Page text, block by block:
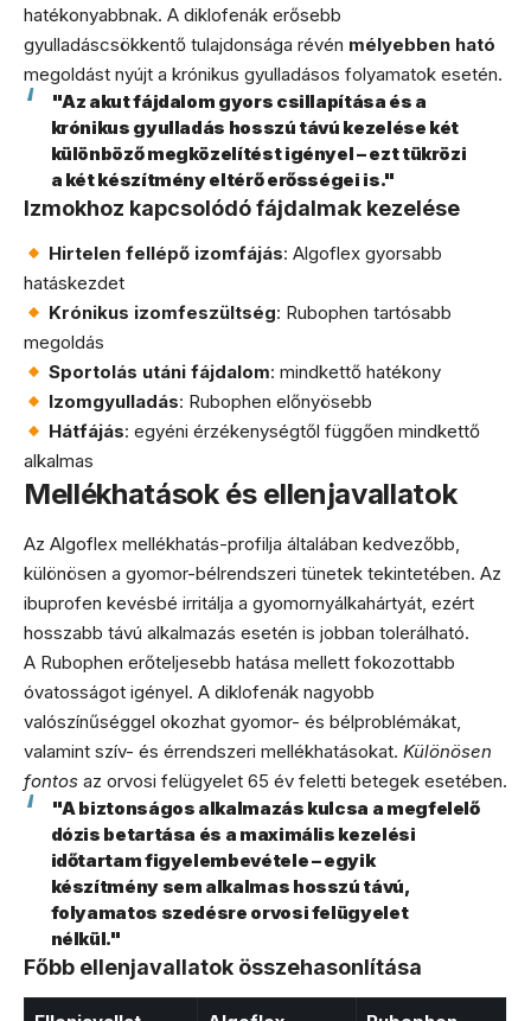
hatékonyabbnak. A diklofenák erősebb
gyulladáscsökkentő tulajdonsága révén mélyebben ható
megoldást nyújt a krónikus gyulladásos folyamatok esetén.
"Az akut fájdalom gyors csillapítása és a
krónikus gyulladás hosszú távú kezelése két
különböző megközelítést igényel – ezt tükrözi
a két készítmény eltérő erősségei is."
Izmokhoz kapcsolódó fájdalmak kezelése
Hirtelen fellépő izomfájás: Algoflex gyorsabb
hatáskezdet
Krónikus izomfeszültség: Rubophen tartósabb
megoldás
Sportolás utáni fájdalom: mindkettő hatékony
Izomgyulladás: Rubophen előnyösebb
Hátfájás: egyéni érzékenységtől függően mindkettő
alkalmas
Mellékhatások és ellenjavallatok
Az Algoflex mellékhatás-profilja általában kedvezőbb,
különösen a gyomor-bélrendszeri tünetek tekintetében. Az
ibuprofen kevésbé irritálja a gyomornyálkahártyát, ezért
hosszabb távú alkalmazás esetén is jobban tolerálható.
A Rubophen erőteljesebb hatása mellett fokozottabb
óvatosságot igényel. A diklofenák nagyobb
valószínűséggel okozhat gyomor- és bélproblémákat,
valamint szív- és érrendszeri mellékhatásokat. Különösen
fontos az orvosi felügyelet 65 év feletti betegek esetében.
"A biztonságos alkalmazás kulcsa a megfelelő
dózis betartása és a maximális kezelési
időtartam figyelembevétele – egyik
készítmény sem alkalmas hosszú távú,
folyamatos szedésre orvosi felügyelet
nélkül."
Főbb ellenjavallatok összehasonlítása